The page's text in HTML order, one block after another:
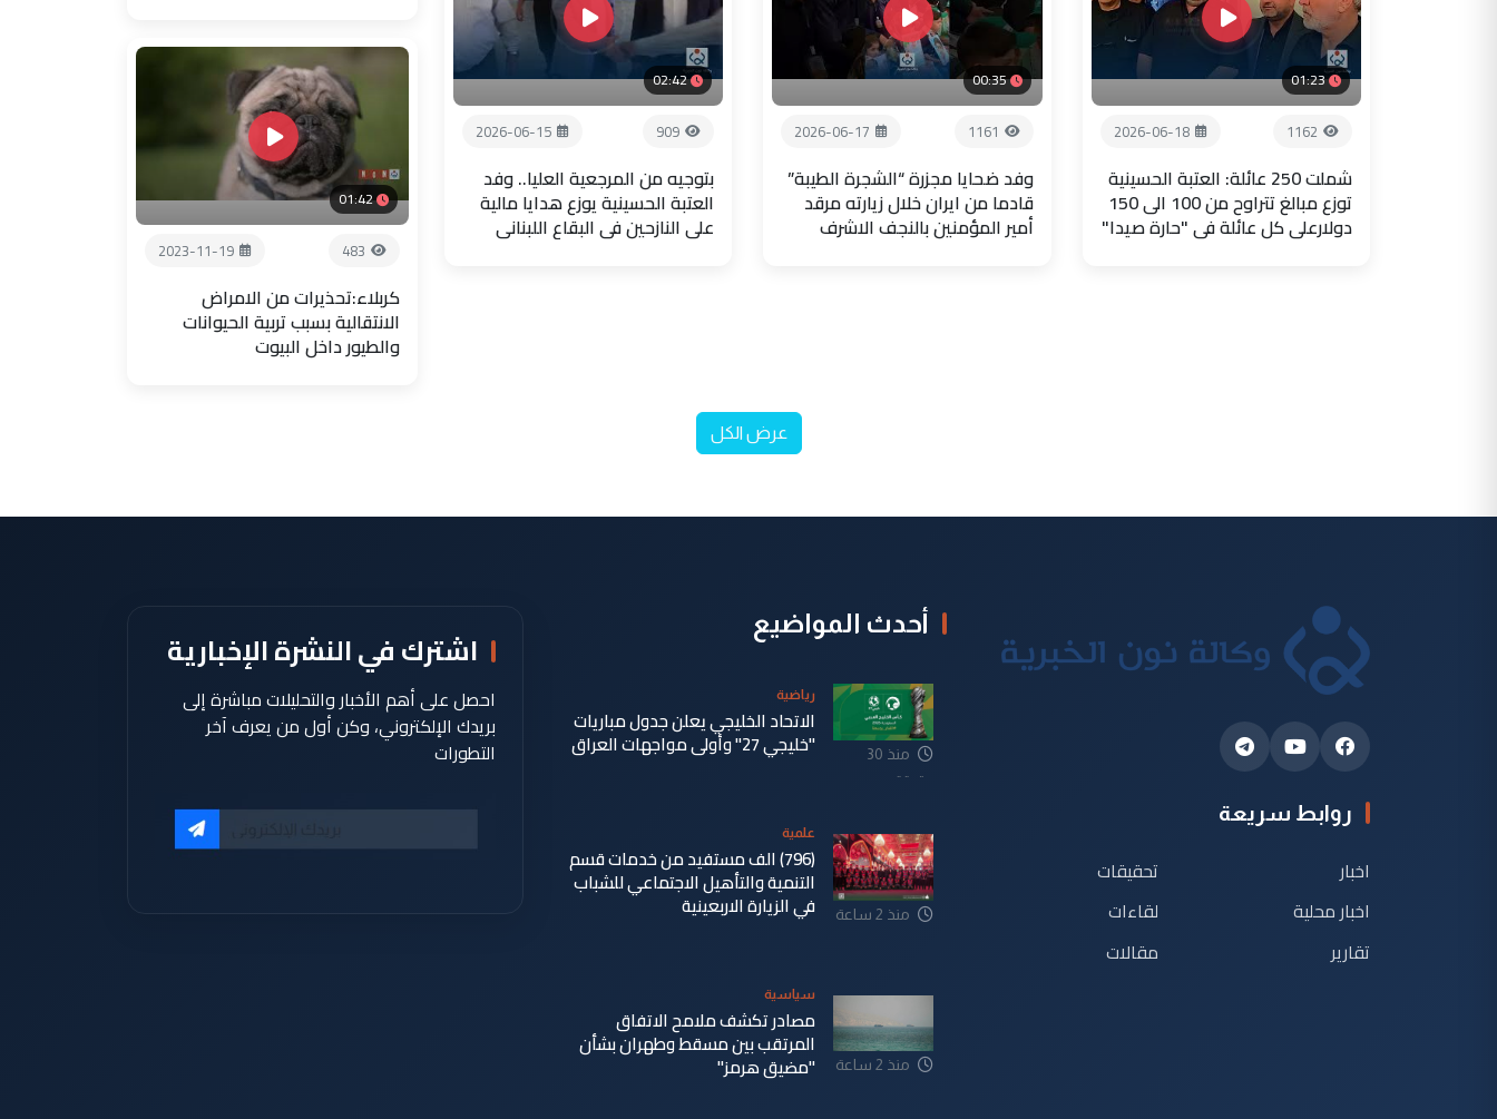
01:23
1162
2026-06-18
شملت 250 عائلة: العتبة الحسينية
توزع مبالغ تتراوح من 100 الى 150
دولارعلى كل عائلة في "حارة صيدا"
00:35
1161
2026-06-17
وفد ضحايا مجزرة “الشجرة الطيبة”
قادما من ايران خلال زيارته مرقد
أمير المؤمنين بالنجف الاشرف
02:42
909
2026-06-15
بتوجيه من المرجعية العليا.. وفد
العتبة الحسينية يوزع هدايا مالية
على النازحين في البقاع اللبناني
01:42
483
2023-11-19
كربلاء:تحذيرات من الامراض
الانتقالية بسبب تربية الحيوانات
والطيور داخل البيوت
عرض الكل
روابط سريعة
اخبار
اخبار محلية
تقارير
تحقيقات
لقاءات
مقالات
أحدث المواضيع
منذ 30
دقيقة
رياضية
الاتحاد الخليجي يعلن جدول مباريات
"خليجي 27" وأولى مواجهات العراق
منذ 2 ساعة
علمية
(796) الف مستفيد من خدمات قسم
التنمية والتأهيل الاجتماعي للشباب
في الزيارة الاربعينية
منذ 2 ساعة
سياسية
مصادر تكشف ملامح الاتفاق
المرتقب بين مسقط وطهران بشأن
"مضيق هرمز"
اشترك في النشرة الإخبارية
احصل على أهم الأخبار والتحليلات مباشرة إلى
بريدك الإلكتروني، وكن أول من يعرف آخر
التطورات